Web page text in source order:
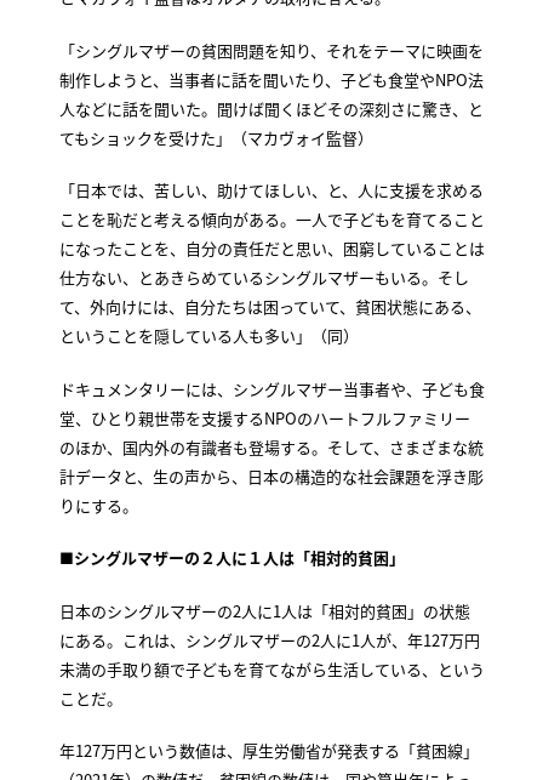
「シングルマザーの貧困問題を知り、それをテーマに映画を
制作しようと、当事者に話を聞いたり、子ども食堂やNPO法
人などに話を聞いた。聞けば聞くほどその深刻さに驚き、と
てもショックを受けた」（マカヴォイ監督）
「日本では、苦しい、助けてほしい、と、人に支援を求める
ことを恥だと考える傾向がある。一人で子どもを育てること
になったことを、自分の責任だと思い、困窮していることは
仕方ない、とあきらめているシングルマザーもいる。そし
て、外向けには、自分たちは困っていて、貧困状態にある、
ということを隠している人も多い」（同）
ドキュメンタリーには、シングルマザー当事者や、子ども食
堂、ひとり親世帯を支援するNPOのハートフルファミリー
のほか、国内外の有識者も登場する。そして、さまざまな統
計データと、生の声から、日本の構造的な社会課題を浮き彫
りにする。
■シングルマザーの２人に１人は「相対的貧困」
日本のシングルマザーの2人に1人は「相対的貧困」の状態
にある。これは、シングルマザーの2人に1人が、年127万円
未満の手取り額で子どもを育てながら生活している、という
ことだ。
年127万円という数値は、厚生労働省が発表する「貧困線」